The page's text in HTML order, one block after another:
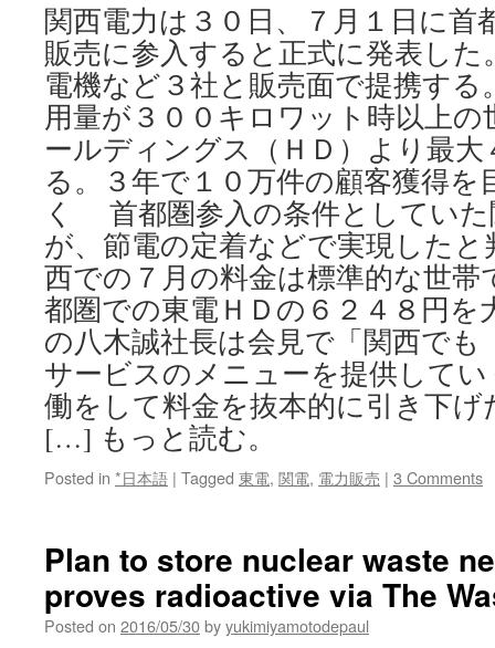
関西電力は３０日、７月１日に首
販売に参入すると正式に発表した
電機など３社と販売面で提携す
用量が３００キロワット時以上
ールディングス（ＨＤ）より最
る。３年で１０万件の顧客獲得を
く 首都圏参入の条件としていた
が、節電の定着などで実現した
西での７月の料金は標準的な世帯
都圏での東電ＨＤの６２４８円を
の八木誠社長は会見で「関西でも
サービスのメニューを提供して
働をして料金を抜本的に引き下
[…] もっと読む。
Posted in *日本語 | Tagged 東電, 関電, 電力販売 | 3 Comments
Plan to store nuclear waste
proves radioactive via The
Posted on 2016/05/30byyukimiyamotodepaul